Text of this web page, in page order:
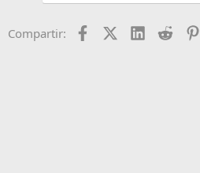
Compartir: FacebookX (Twitter)
LinkedIn
Reddit